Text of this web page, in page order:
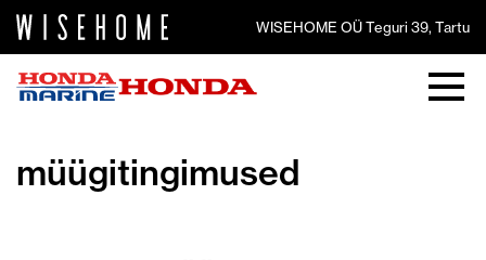
WISEHOME OÜ Teguri 39, Tartu
müügitingimused